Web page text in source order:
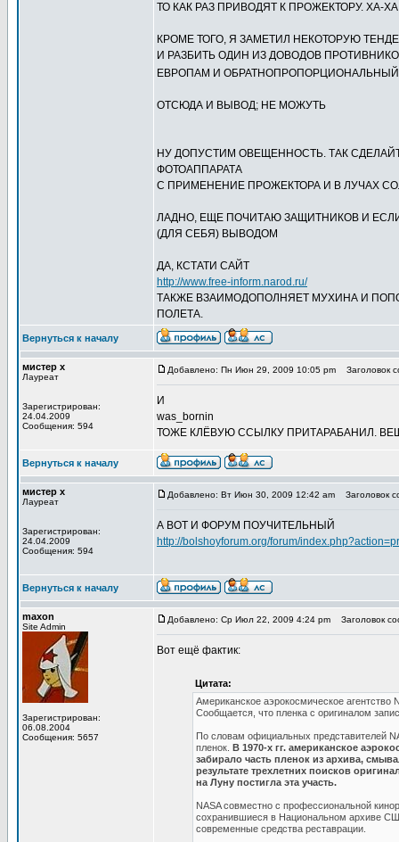
ТО КАК РАЗ ПРИВОДЯТ К ПРОЖЕКТОРУ. ХА-
КРОМЕ ТОГО, Я ЗАМЕТИЛ НЕКОТОРУЮ
И РАЗБИТЬ ОДИН ИЗ ДОВОДОВ
ЕВРОПАМ И
ОТСЮДА И ВЫВОД; НЕ МОЖУТЬ
НУ ДОПУСТИМ ОВЕЩЕННОСТЬ. ТАК
ФОТОАППАРАТА
С ПРИМЕНЕНИЕ ПРОЖЕКТОРА И В ЛУЧАХ
ЛАДНО, ЕЩЕ ПОЧИТАЮ ЗАЩИТНИКОВ И
(ДЛЯ СЕБЯ) ВЫВОДОМ
ДА, КСТАТИ САЙТ
http://www.free-inform.narod.ru/
ТАКЖЕ ВЗАИМОДОПОЛНЯЕТ МУХИНА И
ПОЛЕТА.
Вернуться к началу
мистер х
Лауреат
Зарегистрирован:
24.04.2009
Сообщения: 594
Добавлено: Пн Июн 29, 2009 10:05 pm Заголовок
И
was_bornin
ТОЖЕ КЛЁВУЮ ССЫЛКУ ПРИТАРАБАНИЛ.
Вернуться к началу
мистер х
Лауреат
Зарегистрирован:
24.04.2009
Сообщения: 594
Добавлено: Вт Июн 30, 2009 12:42 am Заголовок
А ВОТ И ФОРУМ ПОУЧИТЕЛЬНЫЙ
http://bolshoyforum.org/forum/
Вернуться к началу
maxon
Site Admin
Зарегистрирован:
06.08.2004
Сообщения: 5657
Добавлено: Ср Июл 22, 2009 4:24 pm Заголовок
Вот ещё фактик:
Цитата:
Американское аэрокосмическое агентство
Сообщается, что пленка с оригиналом
По словам официальных представителей
пленок. В 1970-х гг. американское
забирало часть пленок из архива,
результате трехлетних поисков
на Луну постигла эта участь.
NASA совместно с профессиональной
сохранившиеся в Национальном архиве
современные средства реставрации.